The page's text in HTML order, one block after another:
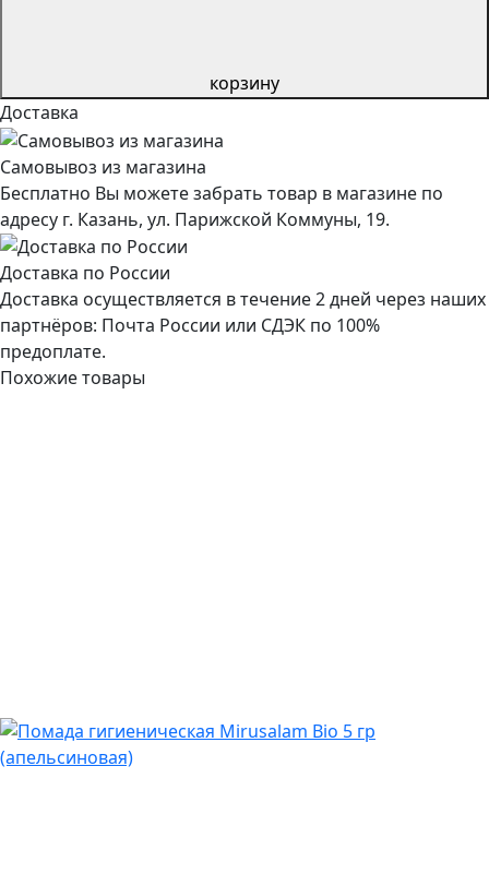
корзину
Доставка
Самовывоз из магазина
Бесплатно Вы можете забрать товар в магазине по
адресу г. Казань, ул. Парижской Коммуны, 19.
Доставка по России
Доставка осуществляется в течение 2 дней через наших
партнёров: Почта России или СДЭК по 100%
предоплате.
Похожие товары